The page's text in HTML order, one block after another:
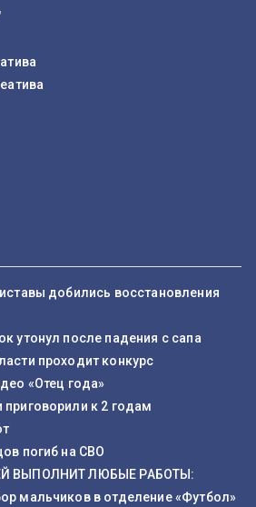
добились восстановления
утонул после падения с сапа
проходит конкурс
«Отец года»
к 2 годам
погиб на СВО
ВЫПОЛНИТ ЛЮБЫЕ РАБОТЫ:
мальчиков в отделение «Футбол»